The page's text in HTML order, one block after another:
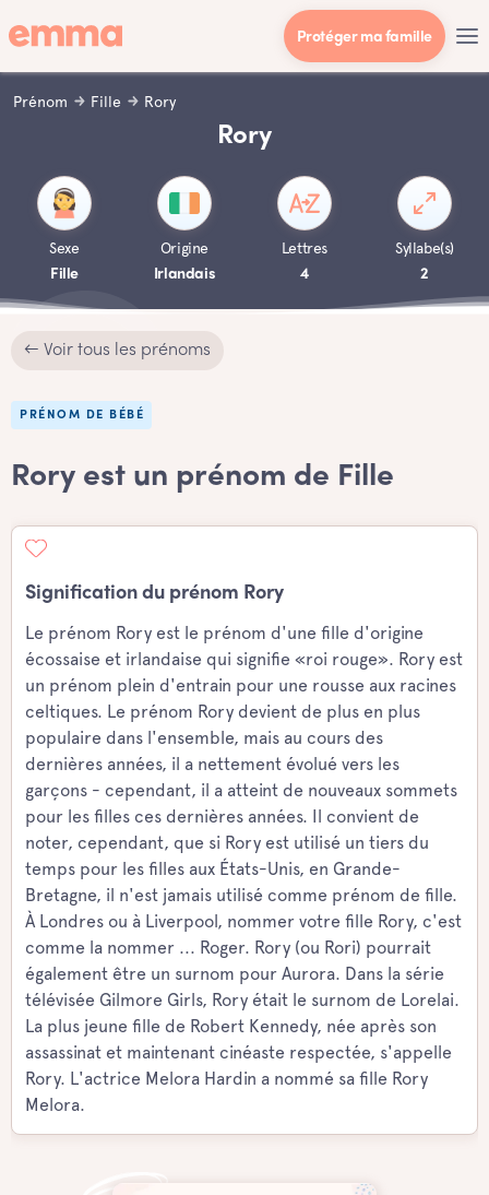
Protéger ma famille
Prénom Fille Rory
Rory
Sexe
Fille
Origine
Irlandais
Lettres
4
Syllabe(s)
2
← Voir tous les prénoms
PRÉNOM DE BÉBÉ
Rory est un prénom de Fille
Signification du prénom Rory
Le prénom Rory est le prénom d'une fille d'origine
écossaise et irlandaise qui signifie «roi rouge». Rory est
un prénom plein d'entrain pour une rousse aux racines
celtiques. Le prénom Rory devient de plus en plus
populaire dans l'ensemble, mais au cours des
dernières années, il a nettement évolué vers les
garçons - cependant, il a atteint de nouveaux sommets
pour les filles ces dernières années. Il convient de
noter, cependant, que si Rory est utilisé un tiers du
temps pour les filles aux États-Unis, en Grande-
Bretagne, il n'est jamais utilisé comme prénom de fille.
À Londres ou à Liverpool, nommer votre fille Rory, c'est
comme la nommer ... Roger. Rory (ou Rori) pourrait
également être un surnom pour Aurora. Dans la série
télévisée Gilmore Girls, Rory était le surnom de Lorelai.
La plus jeune fille de Robert Kennedy, née après son
assassinat et maintenant cinéaste respectée, s'appelle
Rory. L'actrice Melora Hardin a nommé sa fille Rory
Melora.